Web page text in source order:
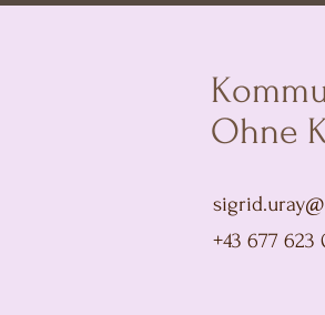
Ohne
+43 677 623